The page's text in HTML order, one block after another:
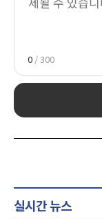
0 / 300
실시간 뉴스